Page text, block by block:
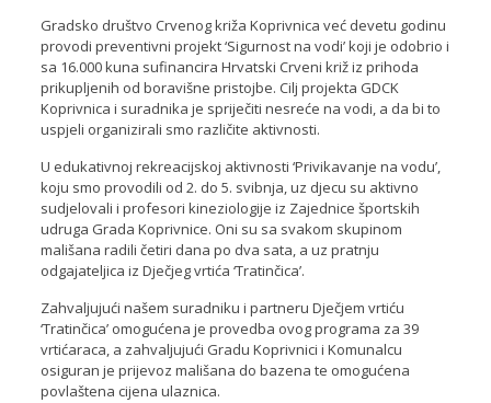
Gradsko društvo Crvenog križa Koprivnica već devetu godinu
provodi preventivni projekt ‘Sigurnost na vodi’ koji je odobrio i
sa 16.000 kuna sufinancira Hrvatski Crveni križ iz prihoda
prikupljenih od boravišne pristojbe. Cilj projekta GDCK
Koprivnica i suradnika je spriječiti nesreće na vodi, a da bi to
uspjeli organizirali smo različite aktivnosti.
U edukativnoj rekreacijskoj aktivnosti ‘Privikavanje na vodu’,
koju smo provodili od 2. do 5. svibnja, uz djecu su aktivno
sudjelovali i profesori kineziologije iz Zajednice športskih
udruga Grada Koprivnice. Oni su sa svakom skupinom
mališana radili četiri dana po dva sata, a uz pratnju
odgajateljica iz Dječjeg vrtića ‘Tratinčica’.
Zahvaljujući našem suradniku i partneru Dječjem vrtiću
‘Tratinčica’ omogućena je provedba ovog programa za 39
vrtićaraca, a zahvaljujući Gradu Koprivnici i Komunalcu
osiguran je prijevoz mališana do bazena te omogućena
povlaštena cijena ulaznica.